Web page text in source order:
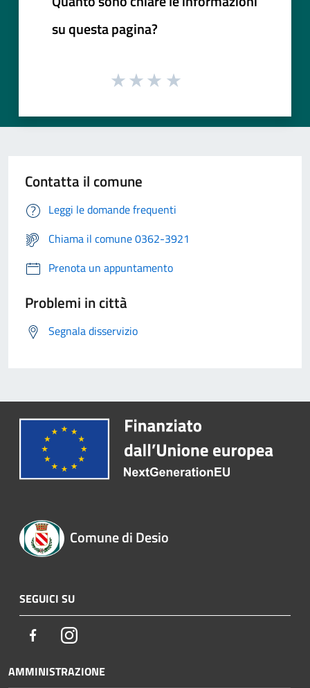
su questa pagina?
Contatta il comune
Leggi le domande frequenti
Chiama il comune 0362-3921
Prenota un appuntamento
Problemi in città
Segnala disservizio
Comune di Desio
SEGUICI SU
FacebookInstagram
AMMINISTRAZIONE